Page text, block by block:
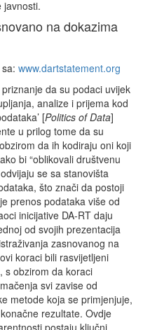
javnosti.
na dokazima
www.dartstatement.org
da su podaci uvijek
analize i prijema kod
[Politics of Data]
u prilog tome da su
da ih kodiraju oni koji
bi “oblikovali društvenu
se sa stanovišta
što znači da postoji
prenos podataka više od
inicijative DA-RT daju
od svojih prezentacija
zasnovanog na
koraci bili rasvijetljeni
s obzirom da koraci
svi zavise od
metode koja se primjenjuje,
rezultate. Ovdje
postaju ključni.